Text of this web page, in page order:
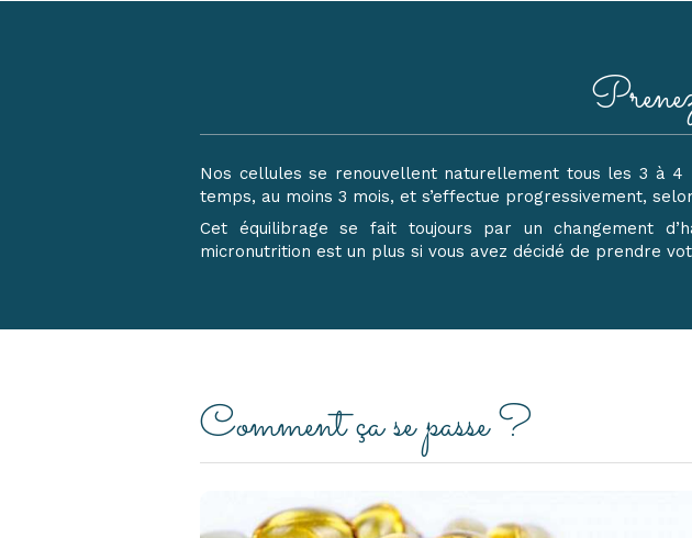
Nos cellules se renouvellent naturellement tous les 3 à
temps, au moins 3 mois, et s’effectue progressivement,
Cet équilibrage se fait toujours par un changement
micronutrition est un plus si vous avez décidé de prendre
Comment ça se passe ?